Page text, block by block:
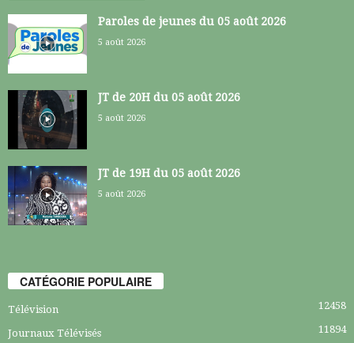
Paroles de jeunes du 05 août 2026
5 août 2026
JT de 20H du 05 août 2026
5 août 2026
JT de 19H du 05 août 2026
5 août 2026
CATÉGORIE POPULAIRE
Télévision 12458
Journaux Télévisés 11894